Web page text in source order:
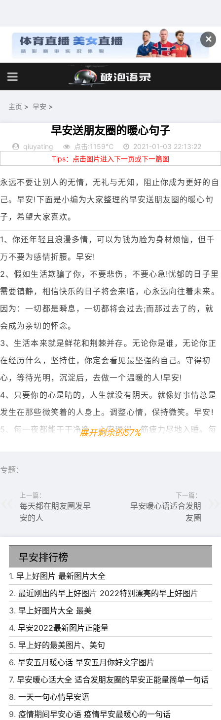
✕
主页 > 早安 >
早安送朋友圈的暖心句子
qiuyating 点击:1159℃
2021-01-03 22:13:22
Tips：点击图片进入下一页或下一篇图
永远不要让别人的无情，无礼与无知，阻止你成为更好的自
己。早安!下面是小编为大家整理的早安送朋友圈的暖心句
子，希望大家喜欢。
1、你还年轻且浪漫多情，可以为钱为脸为身材烦恼，但千
万不要为感情折腰。早安!
2、假如生活欺骗了你，不要悲伤，不要心急!忧郁的日子里
需要镇静，相信快乐的日子将会来临，心永远向往着未来。
因为：一切都是瞬息，一切都将会过去;而那过去了的，就
会成为亲切的怀念。
3、生活本来就是鲜花和荆棘并存。无论你是谁，无论你正
在经历什么，坚持住，你定会看见最坚强的自己。守得初
心，等待光明，沉淀后，去做一个温暖的人!早安!
4、只要你的心是晴的，人生就没有阴天。就像好事情总是
发生在那些微笑着的人身上。调整心情，保持微笑。早安!
5、每一夜都能干干净净、心安理得、筋疲力尽地入睡。每
好的生活状态。早安!
6、把每个睡醒后的早晨当成一件礼物，把每个开心后的微
展开剩余的57%
专题：
上一篇：
每天都在朋友圈发早
安的人
下一篇：
早安暖心语适合发朋
友圈
早安排行榜
1. 早上好图片 最新图片大全
2. 最近刚出的早上好图片 2022特别漂亮的早上好图片
3. 早上好图片大全 最美
4. 早安2022最新图片正能量
5. 早上好的最美图片、美句
6. 早安五月暖心话 早安五月你好文字图片
7. 早安暖心话大全 适合发朋友圈的早安正能量简单一句话
8. 一天一句心情早安语
9. 疫情期间早安心语 疫情早安最暖心的一句话